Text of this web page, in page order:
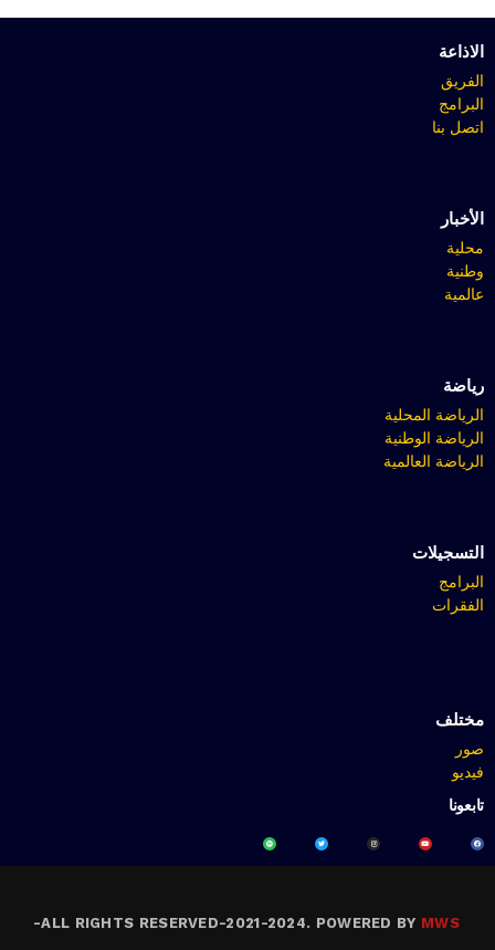
الاذاعة
الفريق
البرامج
اتصل بنا
الأخبار
محلية
وطنية
عالمية
رياضة
الرياضة المحلية
الرياضة الوطنية
الرياضة العالمية
التسجيلات
البرامج
الفقرات
مختلف
صور
فيديو
تابعونا
ALL RIGHTS RESERVED-2021-2024. POWERED BY MWS
-